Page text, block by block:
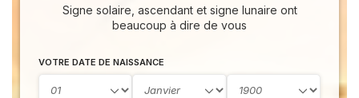
Signe solaire, ascendant et signe lunaire ont
beaucoup à dire de vous
VOTRE DATE DE NAISSANCE